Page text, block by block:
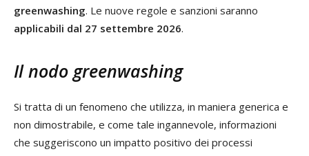
greenwashing. Le nuove regole e sanzioni saranno
applicabili dal 27 settembre 2026.
Il nodo greenwashing
Si tratta di un fenomeno che utilizza, in maniera generica e
non dimostrabile, e come tale ingannevole, informazioni
che suggeriscono un impatto positivo dei processi